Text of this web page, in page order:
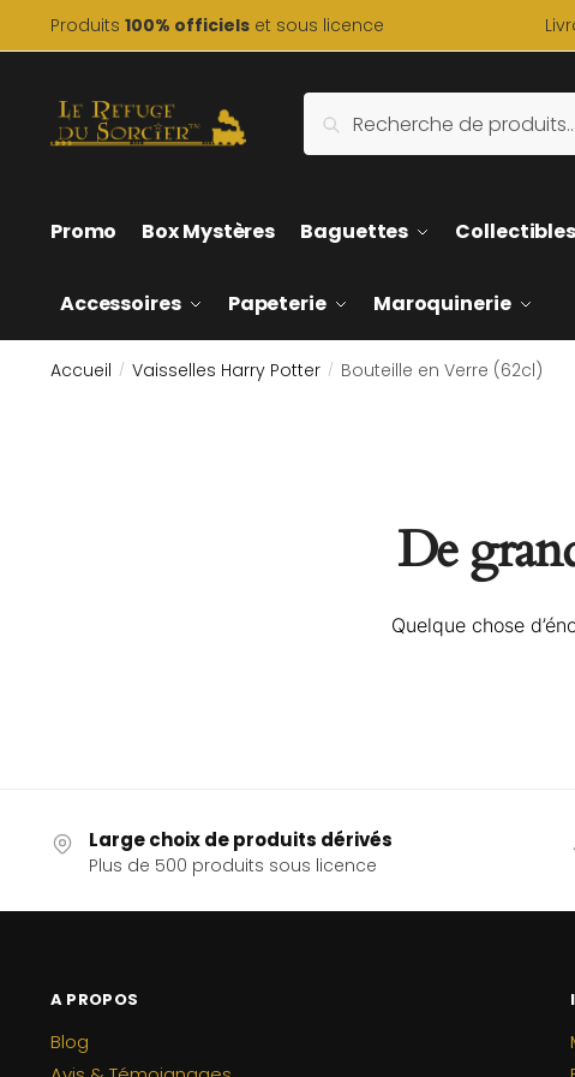
to
to
Produits 100% officielset sous licence
pour :
Recherche
Promo Box Mystères Baguettes Collectibles
Accessoires Papeterie Maroquinerie
Accueil / Vaisselles Harry Potter / Bouteille en Verre (62cl)
De
Quelque chose
Large choix de produits dérivés
Plus de 500 produits sous licence
A PROPOS
Blog